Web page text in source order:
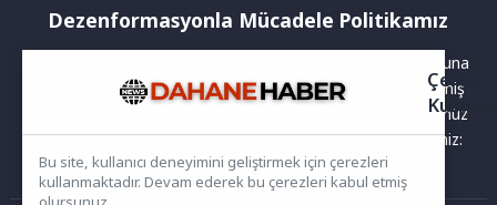
Dezenformasyonla Mücadele Politikamız
Yayınlanan haberler doğruluk ilkesi gözetilerek hazırlanır. Buna
rağmen bazı içeriklerde eksik, hatalı veya güncelliğini yitirmiş
bilgiler bulunabilir.Yanlış veya yanıltıcı olduğunu düşündüğünüz
haberleri aşağıdaki iletişim kanallarından bize bildirebilirsiniz:
Çerez
Bu site, kullanıcı deneyimini geliştirmek için çerezleri
kullanmaktadır. Devam ederek bu çerezleri kabul etmiş